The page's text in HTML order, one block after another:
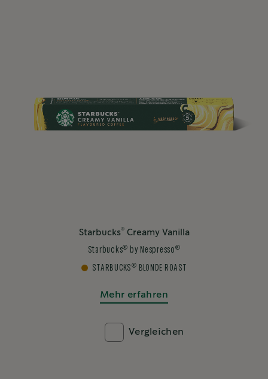
Starbucks®Creamy Vanilla
Starbucks® by Nespresso ®
STARBUCKS® BLONDE ROAST
Mehr erfahren
Vergleichen